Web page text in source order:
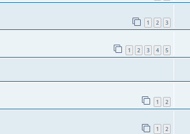
1 2 3
1 2 3 4 5
1 2
1 2